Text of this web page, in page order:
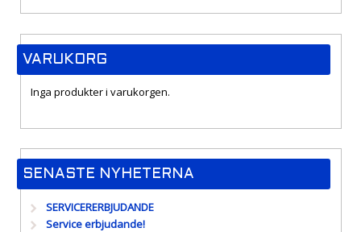
VARUKORG
Inga produkter i varukorgen.
SENASTE NYHETERNA
SERVICERERBJUDANDE
Service erbjudande!